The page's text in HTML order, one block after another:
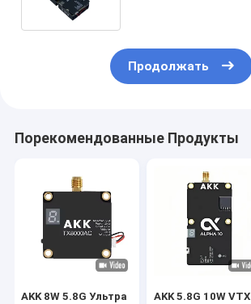
Продолжать
Порекомендованные Продукты
AKK 8W 5.8G Ультра
AKK 5.8G 10W VTX